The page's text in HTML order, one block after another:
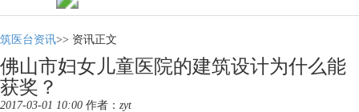
筑医台资讯>> 资讯正文
佛山市妇女儿童医院的建筑设计为什么能
获奖？
2017-03-01 10:00 作者： zyt